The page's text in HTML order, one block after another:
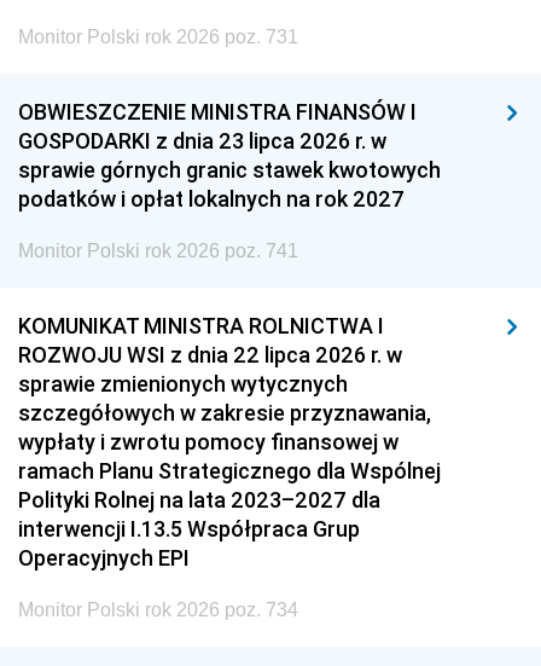
Monitor Polski rok 2026 poz. 731
OBWIESZCZENIE MINISTRA FINANSÓW I
GOSPODARKI z dnia 23 lipca 2026 r. w
sprawie górnych granic stawek kwotowych
podatków i opłat lokalnych na rok 2027
Monitor Polski rok 2026 poz. 741
KOMUNIKAT MINISTRA ROLNICTWA I
ROZWOJU WSI z dnia 22 lipca 2026 r. w
sprawie zmienionych wytycznych
szczegółowych w zakresie przyznawania,
wypłaty i zwrotu pomocy finansowej w
ramach Planu Strategicznego dla Wspólnej
Polityki Rolnej na lata 2023–2027 dla
interwencji I.13.5 Współpraca Grup
Operacyjnych EPI
Monitor Polski rok 2026 poz. 734